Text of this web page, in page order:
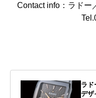
Contact info：ラドー
ラド
デザ